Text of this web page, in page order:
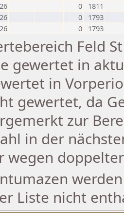
0
1811
0
1793
0 1793
Feld
gewertet in
in
gewertet, da
zur
in der
wegen
Liste nicht